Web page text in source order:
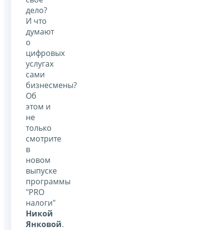
дело?
И что
думают
о
цифровых
услугах
сами
бизнесмены?
Об
этом и
не
только
смотрите
в
новом
выпуске
программы
"PRO
налоги"
Никой
Янковой.